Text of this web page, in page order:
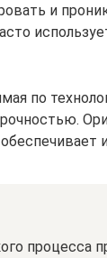
и
по
процесса